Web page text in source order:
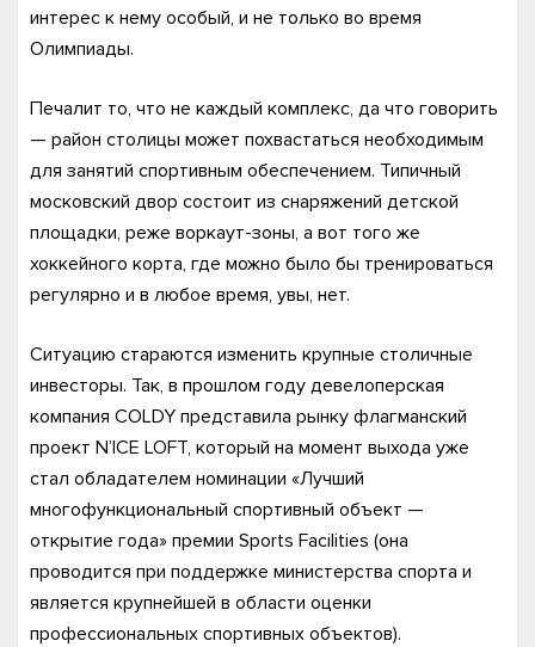
интерес к нему особый, и не только во время
Олимпиады.
Печалит то, что не каждый комплекс, да что говорить
— район столицы может похвастаться необходимым
для занятий спортивным обеспечением. Типичный
московский двор состоит из снаряжений детской
площадки, реже воркаут-зоны, а вот того же
хоккейного корта, где можно было бы тренироваться
регулярно и в любое время, увы, нет.
Ситуацию стараются изменить крупные столичные
инвесторы. Так, в прошлом году девелоперская
компания COLDY представила рынку флагманский
проект N’ICE LOFT, который на момент выхода уже
стал обладателем номинации «Лучший
многофункциональный спортивный объект —
открытие года» премии Sports Facilities (она
проводится при поддержке министерства спорта и
является крупнейшей в области оценки
профессиональных спортивных объектов).